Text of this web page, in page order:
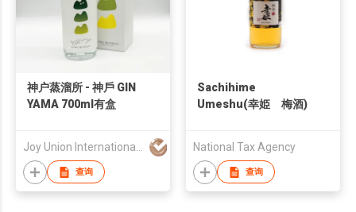
神户蒸溜所 - 神戶 GIN
YAMA 700ml有盒
查询
Sachihime
Umeshu(幸姫 梅酒)
National Tax Agency
查询